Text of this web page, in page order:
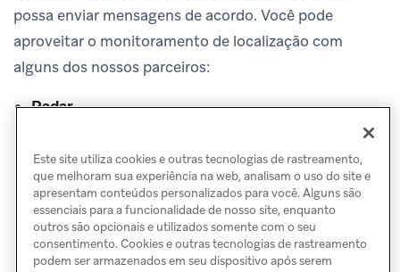
possa enviar mensagens de acordo. Você pode
aproveitar o monitoramento de localização com
alguns dos nossos parceiros:
Radar
Foursquare
Este site utiliza cookies e outras tecnologias de rastreamento,
que melhoram sua experiência na web, analisam o uso do site e
apresentam conteúdos personalizados para você. Alguns são
essenciais para a funcionalidade de nosso site, enquanto
outros são opcionais e utilizados somente com o seu
consentimento. Cookies e outras tecnologias de rastreamento
podem ser armazenados em seu dispositivo após serem